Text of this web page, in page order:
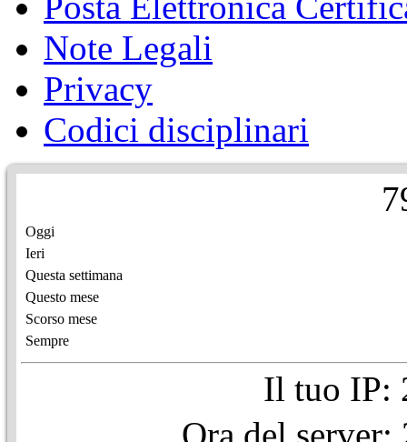
Note Legali
Privacy
Codici disciplinari
7
Oggi
Ieri
Questa settimana
Questo mese
Scorso mese
Sempre
Il tuo IP:
Ora del